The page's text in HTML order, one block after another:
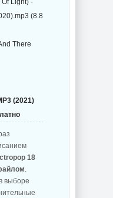
Light) -
(8.8
There
(2021)
18
.
выборе